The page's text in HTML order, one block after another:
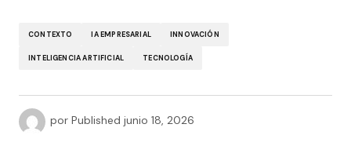
CONTEXTO IA EMPRESARIAL INNOVACIÓN
INTELIGENCIA ARTIFICIAL TECNOLOGÍA
por Published junio 18, 2026